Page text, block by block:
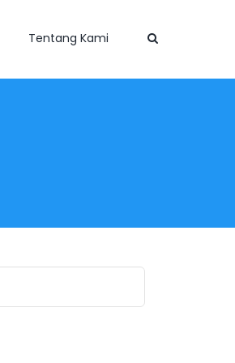
Tentang Kami